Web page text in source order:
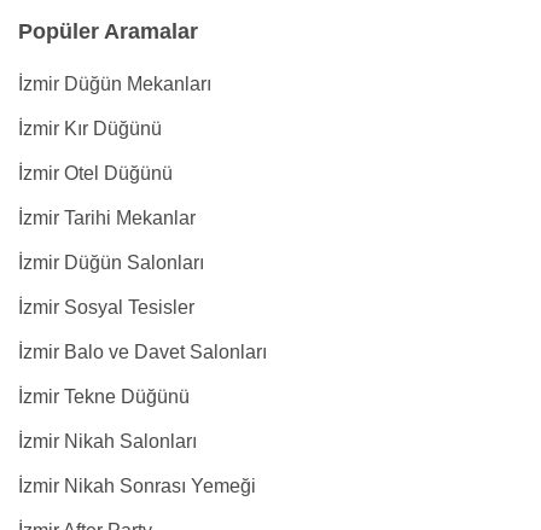
Popüler Aramalar
İzmir Düğün Mekanları
İzmir Kır Düğünü
İzmir Otel Düğünü
İzmir Tarihi Mekanlar
İzmir Düğün Salonları
İzmir Sosyal Tesisler
İzmir Balo ve Davet Salonları
İzmir Tekne Düğünü
İzmir Nikah Salonları
İzmir Nikah Sonrası Yemeği